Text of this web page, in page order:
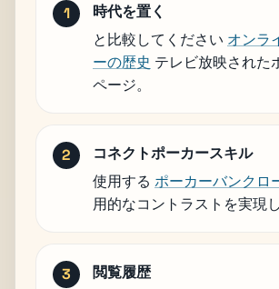
時代を置く
と比較してください オンラ
ーの歴史 テレビ放映された
ページ。
コネクトポーカースキル
使用する ポーカーバンクロ
用的なコントラストを実現し
閲覧履歴